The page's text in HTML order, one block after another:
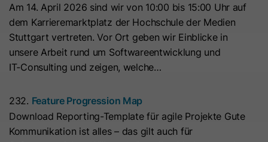
Am 14. April 2026 sind wir von 10:00 bis 15:00 Uhr auf
dem Karrieremarktplatz der Hochschule der Medien
Stuttgart vertreten. Vor Ort geben wir Einblicke in
unsere Arbeit rund um Softwareentwicklung und
IT‑Consulting und zeigen, welche…
232. Feature Progression Map
Download Reporting-Template für agile Projekte Gute
Kommunikation ist alles – das gilt auch für
überprüfen, welche Cookies auf der
Seite akzeptiert wurden.
Anbieter HubSpot
Hierbei können pseudonymisierte Nutzungsprofile erstellt
werden.
Die Datenverarbeitung erfolgt nur nach Einwilligung gemäß
Art. 6 Abs. 1 lit. a DSGVO. Es kann zu einer Übermittlung
personenbezogener Daten in die USA kommen. Google ist
Abhängig von: Google Tag Manager
Name __cduid
Cookie-Informationen